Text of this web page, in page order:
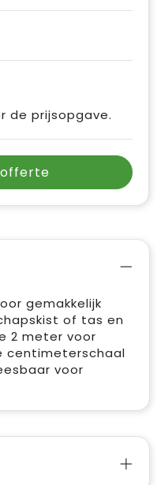
de prijsopgave.
gemakkelijk
of tas en
2 meter voor
centimeterschaal
voor